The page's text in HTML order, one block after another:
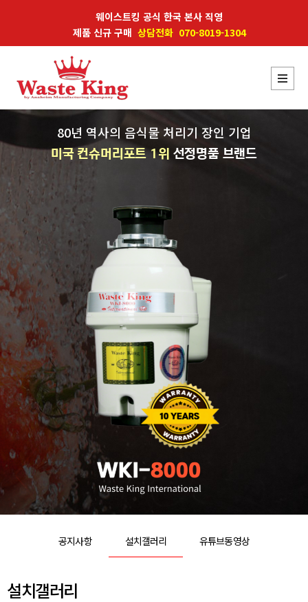
웨이스트킹 공식 한국 본사 직영
제품 신규 구매 상담전화 070-8019-1304
80년 역사의 음식물 처리기 장인 기업
미국 컨슈머리포트 1위 선정명품 브랜드
공지사항 설치갤러리 유튜브동영상
설치갤러리